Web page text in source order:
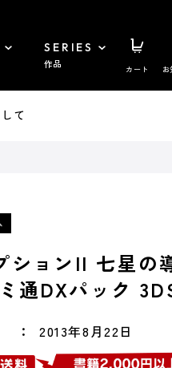
SERIES
作品 カート お
て
ションII 七星の
通DXパック
2013年8月22日